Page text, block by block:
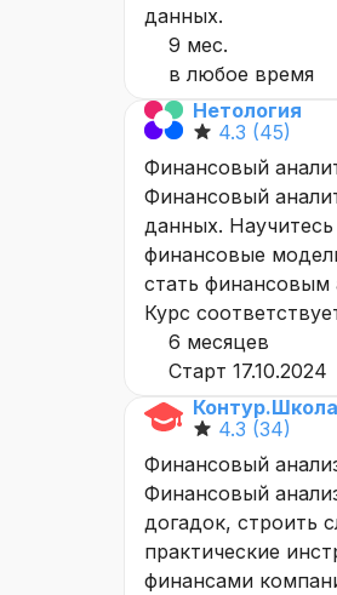
данных.
9 мес.
в любое время
Нетология
4.3 (45)
Финансовый
Финансовый
данных.
финансовые
стать
Курс
6 месяцев
Старт 17.10.2024
Контур.Школа
4.3 (34)
Финансовый
Финансовый
догадок, строить
практические
финансами